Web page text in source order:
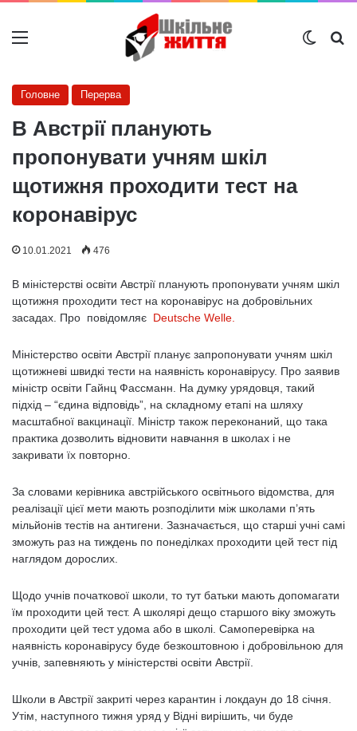
Меню
Головне Перерва
В Австрії планують
пропонувати учням шкіл
щотижня проходити тест на
коронавірус
10.01.2021 476
В міністерстві освіти Австрії планують пропонувати учням шкіл
щотижня проходити тест на коронавірус на добровільних
засадах. Про повідомляє Deutsche Welle.
Міністерство освіти Австрії планує запропонувати учням шкіл
щотижневі швидкі тести на наявність коронавірусу. Про заявив
міністр освіти Гайнц Фассманн. На думку урядовця, такий
підхід – “єдина відповідь”, на складному етапі на шляху
масштабної вакцинації. Міністр також переконаний, що така
практика дозволить відновити навчання в школах і не
закривати їх повторно.
За словами керівника австрійського освітнього відомства, для
реалізації цієї мети мають розподілити між школами п’ять
мільйонів тестів на антигени. Зазначається, що старші учні самі
зможуть раз на тиждень по понеділках проходити цей тест під
наглядом дорослих.
Щодо учнів початкової школи, то тут батьки мають допомагати
їм проходити цей тест. А школярі дещо старшого віку зможуть
проходити цей тест удома або в школі. Самоперевірка на
наявність коронавірусу буде безкоштовною і добровільною для
учнів, запевняють у міністерстві освіти Австрії.
Школи в Австрії закриті через карантин і локдаун до 18 січня.
Утім, наступного тижня уряд у Відні вирішить, чи буде